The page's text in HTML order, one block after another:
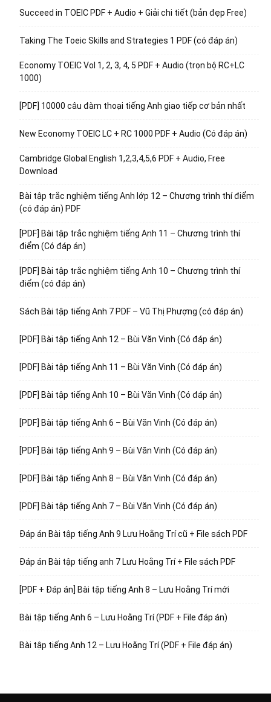
Succeed in TOEIC PDF + Audio + Giải chi tiết (bản đẹp Free)
Taking The Toeic Skills and Strategies 1 PDF (có đáp án)
Economy TOEIC Vol 1, 2, 3, 4, 5 PDF + Audio (trọn bộ RC+LC
1000)
[PDF] 10000 câu đàm thoại tiếng Anh giao tiếp cơ bản nhất
New Economy TOEIC LC + RC 1000 PDF + Audio (Có đáp án)
Cambridge Global English 1,2,3,4,5,6 PDF + Audio, Free
Download
Bài tập trắc nghiệm tiếng Anh lớp 12 – Chương trình thí điểm
(có đáp án) PDF
[PDF] Bài tập trắc nghiệm tiếng Anh 11 – Chương trình thí
điểm (Có đáp án)
[PDF] Bài tập trắc nghiệm tiếng Anh 10 – Chương trình thí
điểm (có đáp án)
Sách Bài tập tiếng Anh 7 PDF – Vũ Thị Phượng (có đáp án)
[PDF] Bài tập tiếng Anh 12 – Bùi Văn Vinh (Có đáp án)
[PDF] Bài tập tiếng Anh 11 – Bùi Văn Vinh (Có đáp án)
[PDF] Bài tập tiếng Anh 10 – Bùi Văn Vinh (Có đáp án)
[PDF] Bài tập tiếng Anh 6 – Bùi Văn Vinh (Có đáp án)
[PDF] Bài tập tiếng Anh 9 – Bùi Văn Vinh (Có đáp án)
[PDF] Bài tập tiếng Anh 8 – Bùi Văn Vinh (Có đáp án)
[PDF] Bài tập tiếng Anh 7 – Bùi Văn Vinh (Có đáp án)
Đáp án Bài tập tiếng Anh 9 Lưu Hoằng Trí cũ + File sách PDF
Đáp án Bài tập tiếng anh 7 Lưu Hoằng Trí + File sách PDF
[PDF + Đáp án] Bài tập tiếng Anh 8 – Lưu Hoằng Trí mới
Bài tập tiếng Anh 6 – Lưu Hoằng Trí (PDF + File đáp án)
Bài tập tiếng Anh 12 – Lưu Hoằng Trí (PDF + File đáp án)